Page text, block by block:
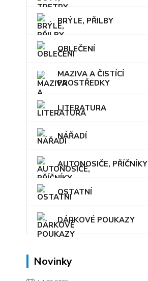
BRÝLE, PŘILBY
OBLEČENÍ
MAZIVA A ČISTÍCÍ
PROSTŘEDKY
LITERATURA
NÁŘADÍ
AUTONOSIČE, PŘÍČNÍKY
OSTATNÍ
DÁRKOVÉ POUKAZY
Novinky